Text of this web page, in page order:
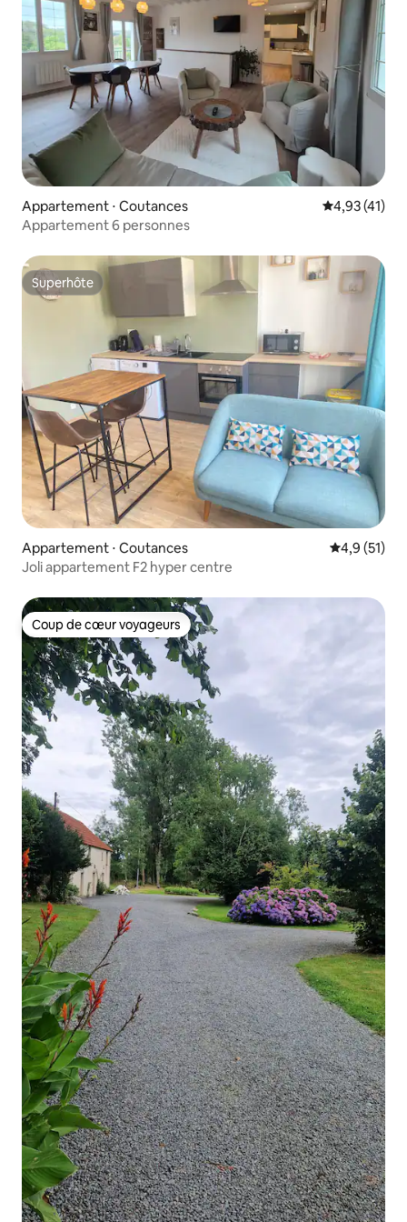
Appartement ⋅ Coutances Évaluation
4,93 (41)
Appartement 6 personnes
Superhôte
Superhôte
Appartement ⋅ Coutances Évaluation
4,9 (51)
Joli appartement F2 hyper centre
Coup de cœur voyageurs
Coup de cœur voyageurs